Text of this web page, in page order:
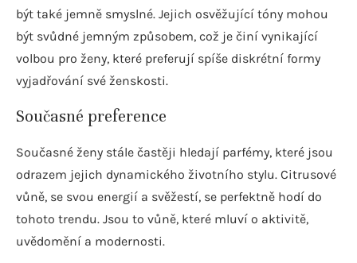
být také jemně smyslné. Jejich osvěžující tóny mohou
být svůdné jemným způsobem, což je činí vynikající
volbou pro ženy, které preferují spíše diskrétní formy
vyjadřování své ženskosti.
Současné preference
Současné ženy stále častěji hledají parfémy, které jsou
odrazem jejich dynamického životního stylu. Citrusové
vůně, se svou energií a svěžestí, se perfektně hodí do
tohoto trendu. Jsou to vůně, které mluví o aktivitě,
uvědomění a modernosti.